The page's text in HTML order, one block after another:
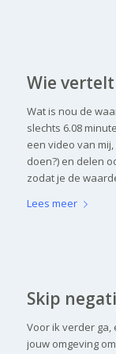
Wie
Wat is nou de
slechts 6.08
een video van
doen?) en delen
zodat je de
Lees meer
Skip
Voor ik verder ga,
jouw omgeving